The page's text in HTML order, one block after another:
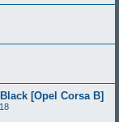
[Opel Corsa B]